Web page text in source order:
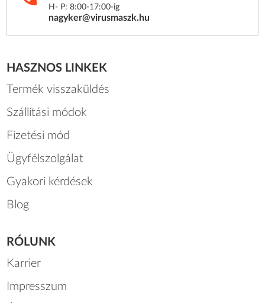
H- P: 8:00-17:00-ig
nagyker@virusmaszk.hu
HASZNOS LINKEK
Termék visszaküldés
Szállítási módok
Fizetési mód
Ügyfélszolgálat
Gyakori kérdések
Blog
RÓLUNK
Karrier
Impresszum